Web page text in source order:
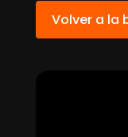
Volver a la